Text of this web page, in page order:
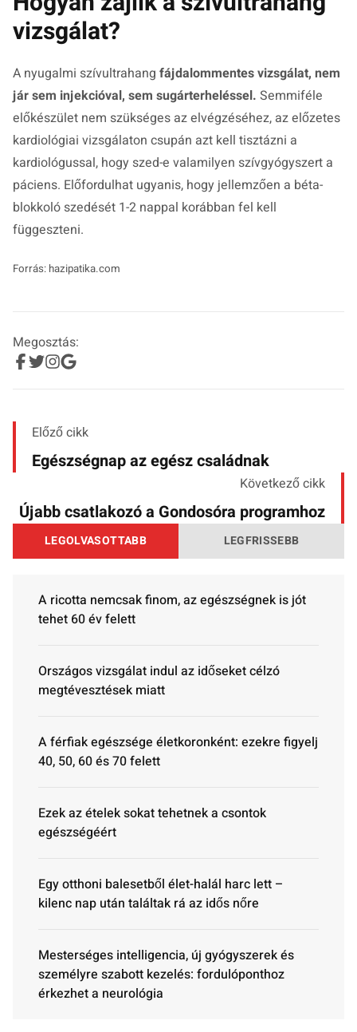
vizsgálat?
A nyugalmi szívultrahang fájdalommentes vizsgálat, nem
jár sem injekcióval, sem sugárterheléssel. Semmiféle
előkészület nem szükséges az elvégzéséhez, az előzetes
kardiológiai vizsgálaton csupán azt kell tisztázni a
kardiológussal, hogy szed-e valamilyen szívgyógyszert a
páciens. Előfordulhat ugyanis, hogy jellemzően a béta-
blokkoló szedését 1-2 nappal korábban fel kell
függeszteni.
Forrás: hazipatika.com
Megosztás:
Előző cikk
Egészségnap az egész családnak
Következő cikk
Újabb csatlakozó a Gondosóra programhoz
LEGOLVASOTTABB LEGFRISSEBB
A ricotta nemcsak finom, az egészségnek is jót
tehet 60 év felett
Országos vizsgálat indul az időseket célzó
megtévesztések miatt
A férfiak egészsége életkoronként: ezekre figyelj
40, 50, 60 és 70 felett
Ezek az ételek sokat tehetnek a csontok
egészségéért
Egy otthoni balesetből élet-halál harc lett –
kilenc nap után találtak rá az idős nőre
Mesterséges intelligencia, új gyógyszerek és
személyre szabott kezelés: fordulóponthoz
érkezhet a neurológia